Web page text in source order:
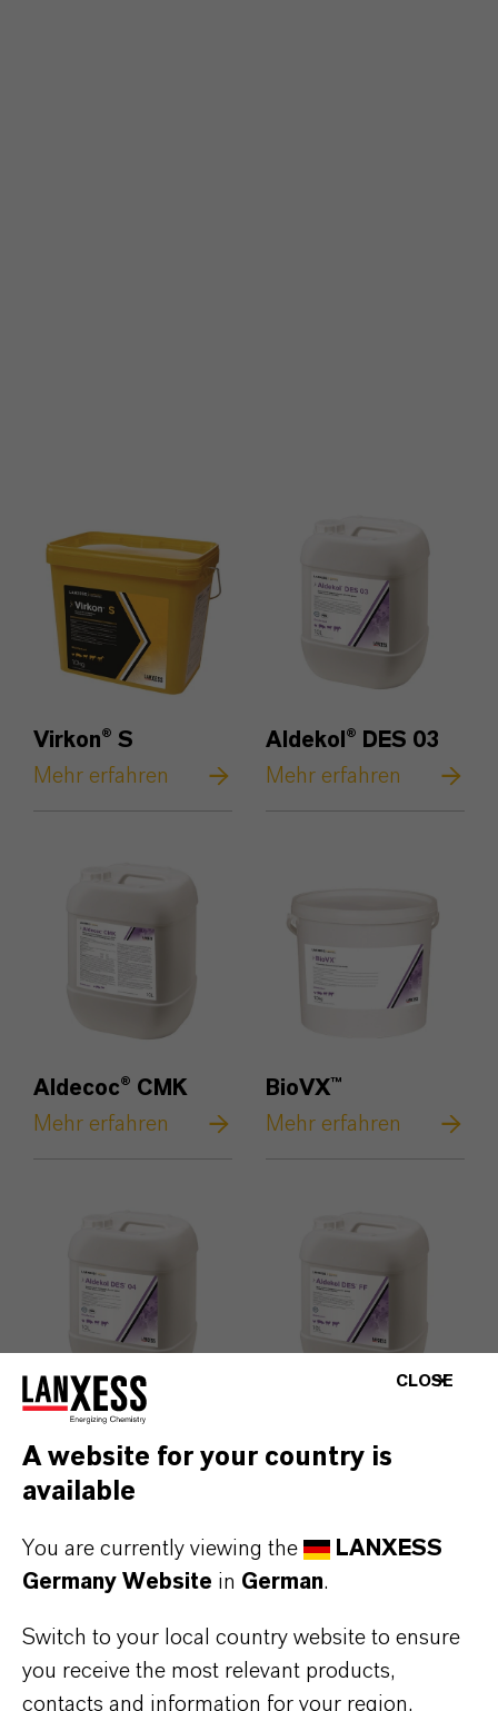
Virkon® S
Mehr erfahren
Aldecoc® CMK
Mehr erfahren
Aldekol® DES 03
Mehr erfahren
BioVX™
Mehr erfahren
Mehr erfahren
Mehr erfahren
CLOSE
A website for your country is
available
You are currently viewing the
LANXESS
Germany Website in German.
Switch to your local country website to ensure
you receive the most relevant products,
contacts and information for your region.